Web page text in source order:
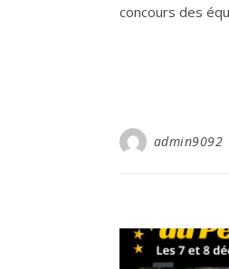
concours des
admin9092